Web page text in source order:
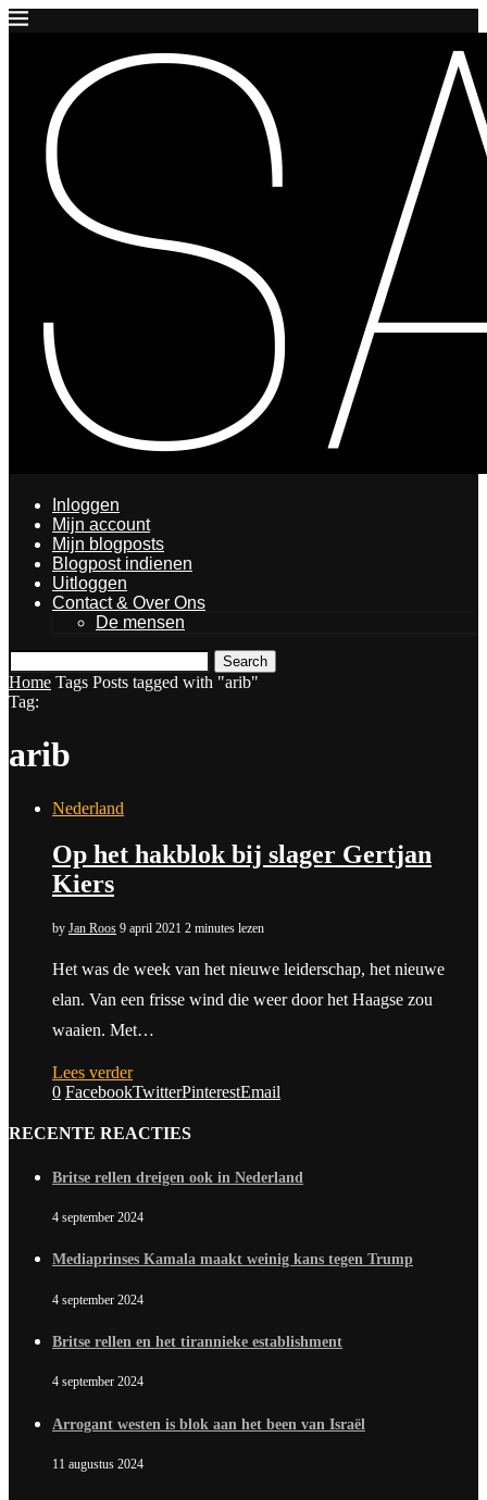
Inloggen
Mijn account
Mijn blogposts
Blogpost indienen
Uitloggen
Contact & Over Ons
De mensen
Search
Home Tags Posts tagged with "arib"
Tag:
arib
Nederland
Op het hakblok bij slager Gertjan
Kiers
by Jan Roos 9 april 2021 2 minutes lezen
Het was de week van het nieuwe leiderschap, het nieuwe
elan. Van een frisse wind die weer door het Haagse zou
waaien. Met…
Lees verder
0 FacebookTwitterPinterestEmail
RECENTE REACTIES
Britse rellen dreigen ook in Nederland
4 september 2024
Mediaprinses Kamala maakt weinig kans tegen Trump
4 september 2024
Britse rellen en het tirannieke establishment
4 september 2024
Arrogant westen is blok aan het been van Israël
11 augustus 2024